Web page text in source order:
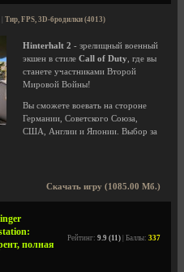
Тир, FPS, 3D-бродилки (4013)
Hinterhalt 2 - зрелищный военный
экшен в стиле Call of Duty , где вы
станете участниками Второй
Мировой Войны!
Вы сможете воевать на стороне
Германии, Советского Союза,
США, Англии и Японии. Выбор за
Скачать игру (1085.00 Мб.)
полная
Рейтинг: 9.9 (11) | Баллы: 337